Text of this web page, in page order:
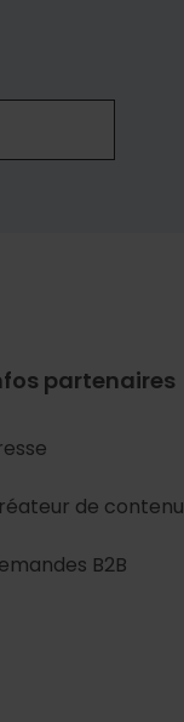
partenaires
de contenu
B2B